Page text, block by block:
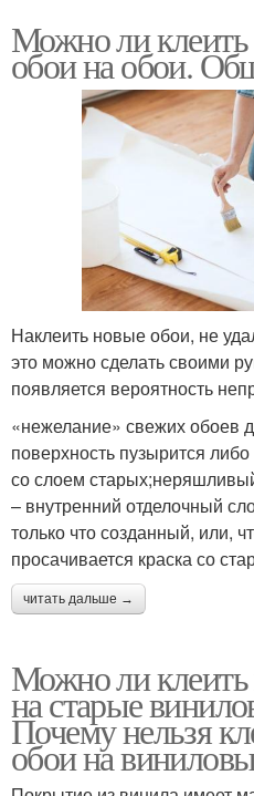
Можно ли
обои на обои.
Наклеить новые обои, не
это можно сделать своими
появляется вероятность
«нежелание» свежих обоев
поверхность пузырится
со слоем
– внутренний отделочный
только что созданный, или,
просачивается краска со
читать дальше →
Можно ли
на старые
Почему нельзя
обои на